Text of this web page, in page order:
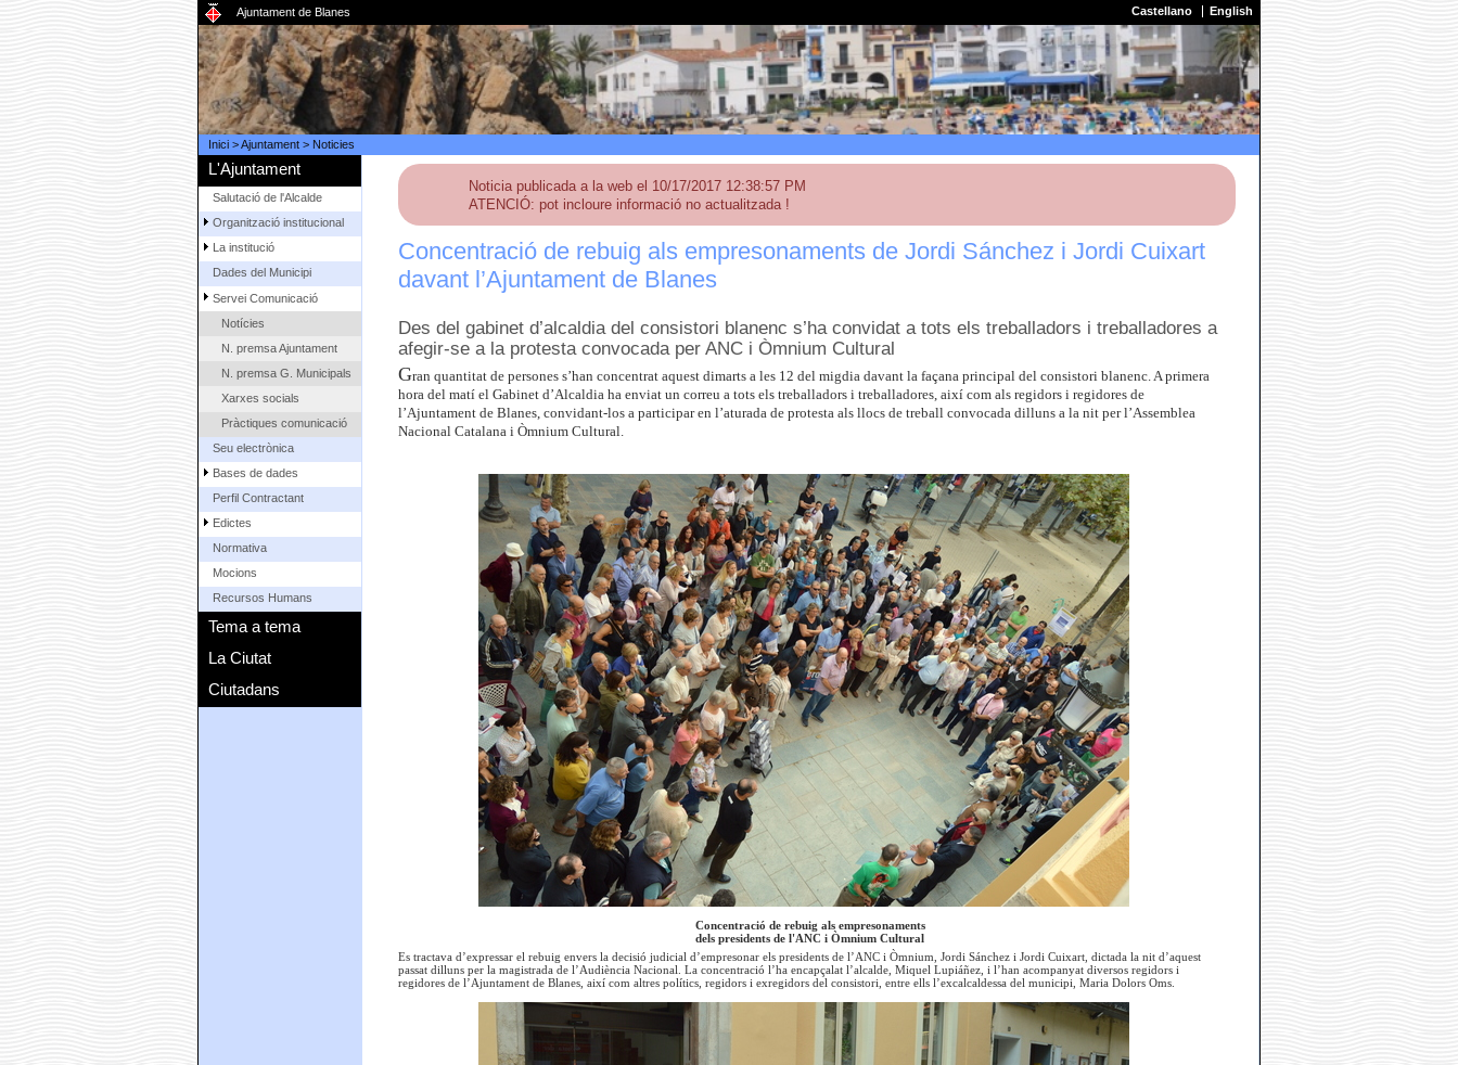
Ajuntament de Blanes Castellano English
Inici>Ajuntament> Noticies
L'Ajuntament
Salutació de l'Alcalde
Organització institucional
La institució
Dades del Municipi
Servei Comunicació
Notícies
N. premsa Ajuntament
N. premsa G. Municipals
Xarxes socials
Pràctiques comunicació
Seu electrònica
Bases de dades
Perfil Contractant
Edictes
Normativa
Mocions
Recursos Humans
Tema a tema
La Ciutat
Ciutadans
Noticia publicada a la web el 10/17/2017 12:38:57 PM
ATENCIÓ: pot incloure informació no actualitzada !
Concentració de rebuig als empresonaments de Jordi Sánchez i Jordi Cuixart
davant l’Ajuntament de Blanes
Des del gabinet d’alcaldia del consistori blanenc s’ha convidat a tots els treballadors i treballadores a
afegir-se a la protesta convocada per ANC i Òmnium Cultural
Gran quantitat de persones s’han concentrat aquest dimarts a les 12 del migdia davant la façana principal del consistori blanenc. A primera
hora del matí el Gabinet d’Alcaldia ha enviat un correu a tots els treballadors i treballadores, així com als regidors i regidores de
l’Ajuntament de Blanes, convidant-los a participar en l’aturada de protesta als llocs de treball convocada dilluns a la nit per l’Assemblea
Nacional Catalana i Òmnium Cultural.
Concentració de rebuig als empresonaments
dels presidents de l'ANC i Òmnium Cultural
Es tractava d’expressar el rebuig envers la decisió judicial d’empresonar els presidents de l’ANC i Òmnium, Jordi Sánchez i Jordi Cuixart, dictada la nit d’aquest
passat dilluns per la magistrada de l’Audiència Nacional. La concentració l’ha encapçalat l’alcalde, Miquel Lupiáñez, i l’han acompanyat diversos regidors i
regidores de l’Ajuntament de Blanes, així com altres polítics, regidors i exregidors del consistori, entre ells l’excalcaldessa del municipi, Maria Dolors Oms.